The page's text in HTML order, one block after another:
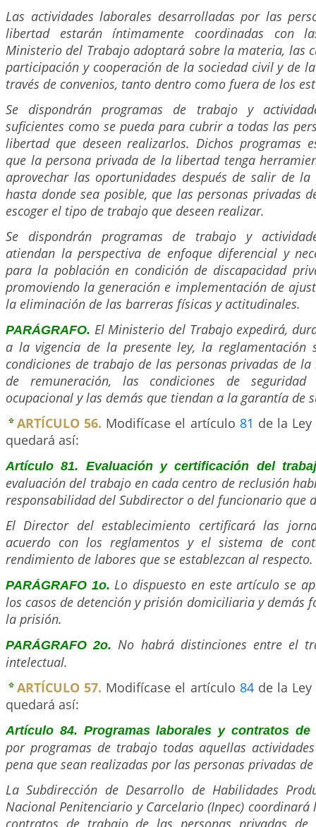
Las actividades laborales desarrolladas por las
libertad estarán íntimamente coordinadas con
Ministerio del Trabajo adoptará sobre la materia, las
participación y cooperación de la sociedad civil y de
través de convenios, tanto dentro como fuera de los
Se dispondrán programas de trabajo y
suficientes como se pueda para cubrir a todas las
libertad que deseen realizarlos. Dichos programas
que la persona privada de la libertad tenga
aprovechar las oportunidades después de salir de la
hasta donde sea posible, que las personas privadas
escoger el tipo de trabajo que deseen realizar.
Se dispondrán programas de trabajo y
atiendan la perspectiva de enfoque diferencial y
para la población en condición de discapacidad
promoviendo la generación e implementación de
la eliminación de las barreras físicas y actitudinales.
PARÁGRAFO. El Ministerio del Trabajo expedirá,
a la vigencia de la presente ley, la reglamentación
condiciones de trabajo de las personas privadas de
de remuneración, las condiciones de
ocupacional y las demás que tiendan a la garantía de
ARTÍCULO 56. Modifícase el artículo 81 de la
quedará así:
Artículo 81. Evaluación y certificación del
evaluación del trabajo en cada centro de reclusión
responsabilidad del Subdirector o del funcionario que
El Director del establecimiento certificará las
acuerdo con los reglamentos y el sistema de
rendimiento de labores que se establezcan al respecto.
PARÁGRAFO 1o. Lo dispuesto en este artículo se
los casos de detención y prisión domiciliaria y demás
la prisión.
PARÁGRAFO 2o. No habrá distinciones entre el
intelectual.
ARTÍCULO 57. Modifícase el artículo 84de la Ley
quedará así:
Artículo 84. Programas laborales y contratos
por programas de trabajo todas aquellas
pena que sean realizadas por las personas privadas
La Subdirección de Desarrollo de Habilidades
Nacional Penitenciario y Carcelario (Inpec) coordinará
contratos de trabajo de las personas privadas